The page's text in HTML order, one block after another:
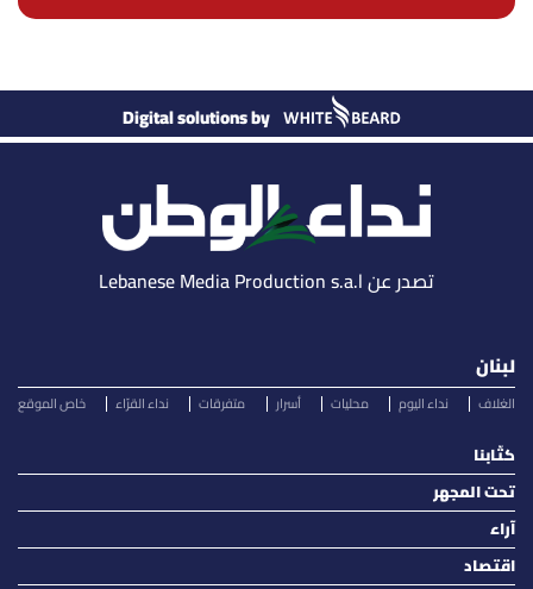
Digital solutions by
تصدر عن Lebanese Media Production s.a.l
لبنان
الغلاف نداء اليوم محليات أسرار متفرقات نداء القرّاء خاص الموقع
كتّابنا
تحت المجهر
آراء
اقتصاد